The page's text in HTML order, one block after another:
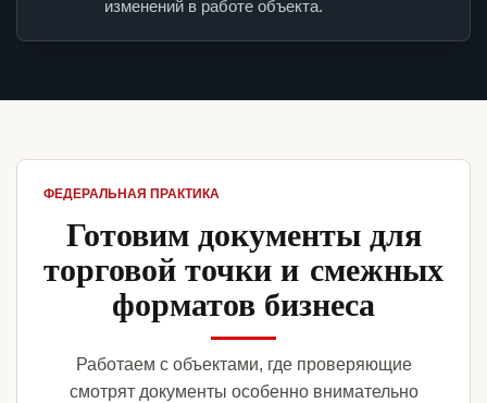
изменений в работе объекта.
ФЕДЕРАЛЬНАЯ ПРАКТИКА
Готовим документы для
торговой точки и смежных
форматов бизнеса
Работаем с объектами, где проверяющие
смотрят документы особенно внимательно